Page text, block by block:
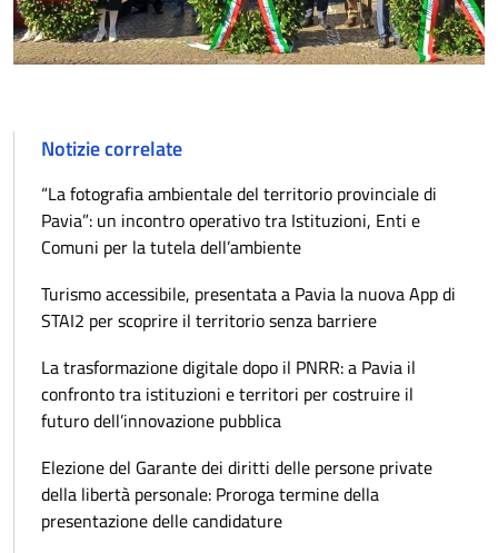
Notizie correlate
“La fotografia ambientale del territorio provinciale di
Pavia”: un incontro operativo tra Istituzioni, Enti e
Comuni per la tutela dell’ambiente
Turismo accessibile, presentata a Pavia la nuova App di
STAI2 per scoprire il territorio senza barriere
La trasformazione digitale dopo il PNRR: a Pavia il
confronto tra istituzioni e territori per costruire il
futuro dell’innovazione pubblica
Elezione del Garante dei diritti delle persone private
della libertà personale: Proroga termine della
presentazione delle candidature